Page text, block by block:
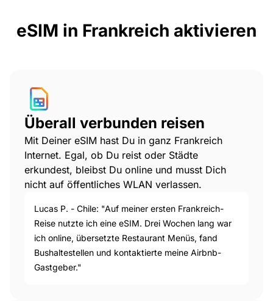
eSIM in Frankreich aktivieren
Überall verbunden reisen
Mit Deiner eSIM hast Du in ganz Frankreich
Internet. Egal, ob Du reist oder Städte
erkundest, bleibst Du online und musst Dich
nicht auf öffentliches WLAN verlassen.
Lucas P. - Chile: "Auf meiner ersten Frankreich-
Reise nutzte ich eine eSIM. Drei Wochen lang war
ich online, übersetzte Restaurant Menüs, fand
Bushaltestellen und kontaktierte meine Airbnb-
Gastgeber."